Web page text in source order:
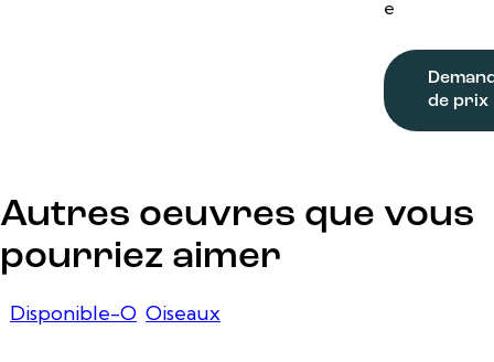
e
de prix
Autres oeuvres que vous
pourriez aimer
Disponible-O Oiseaux